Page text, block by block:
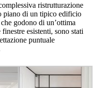
ristrutturazione
piano di un tipico edificio
godono di un’ottima
esistenti, sono stati
puntuale